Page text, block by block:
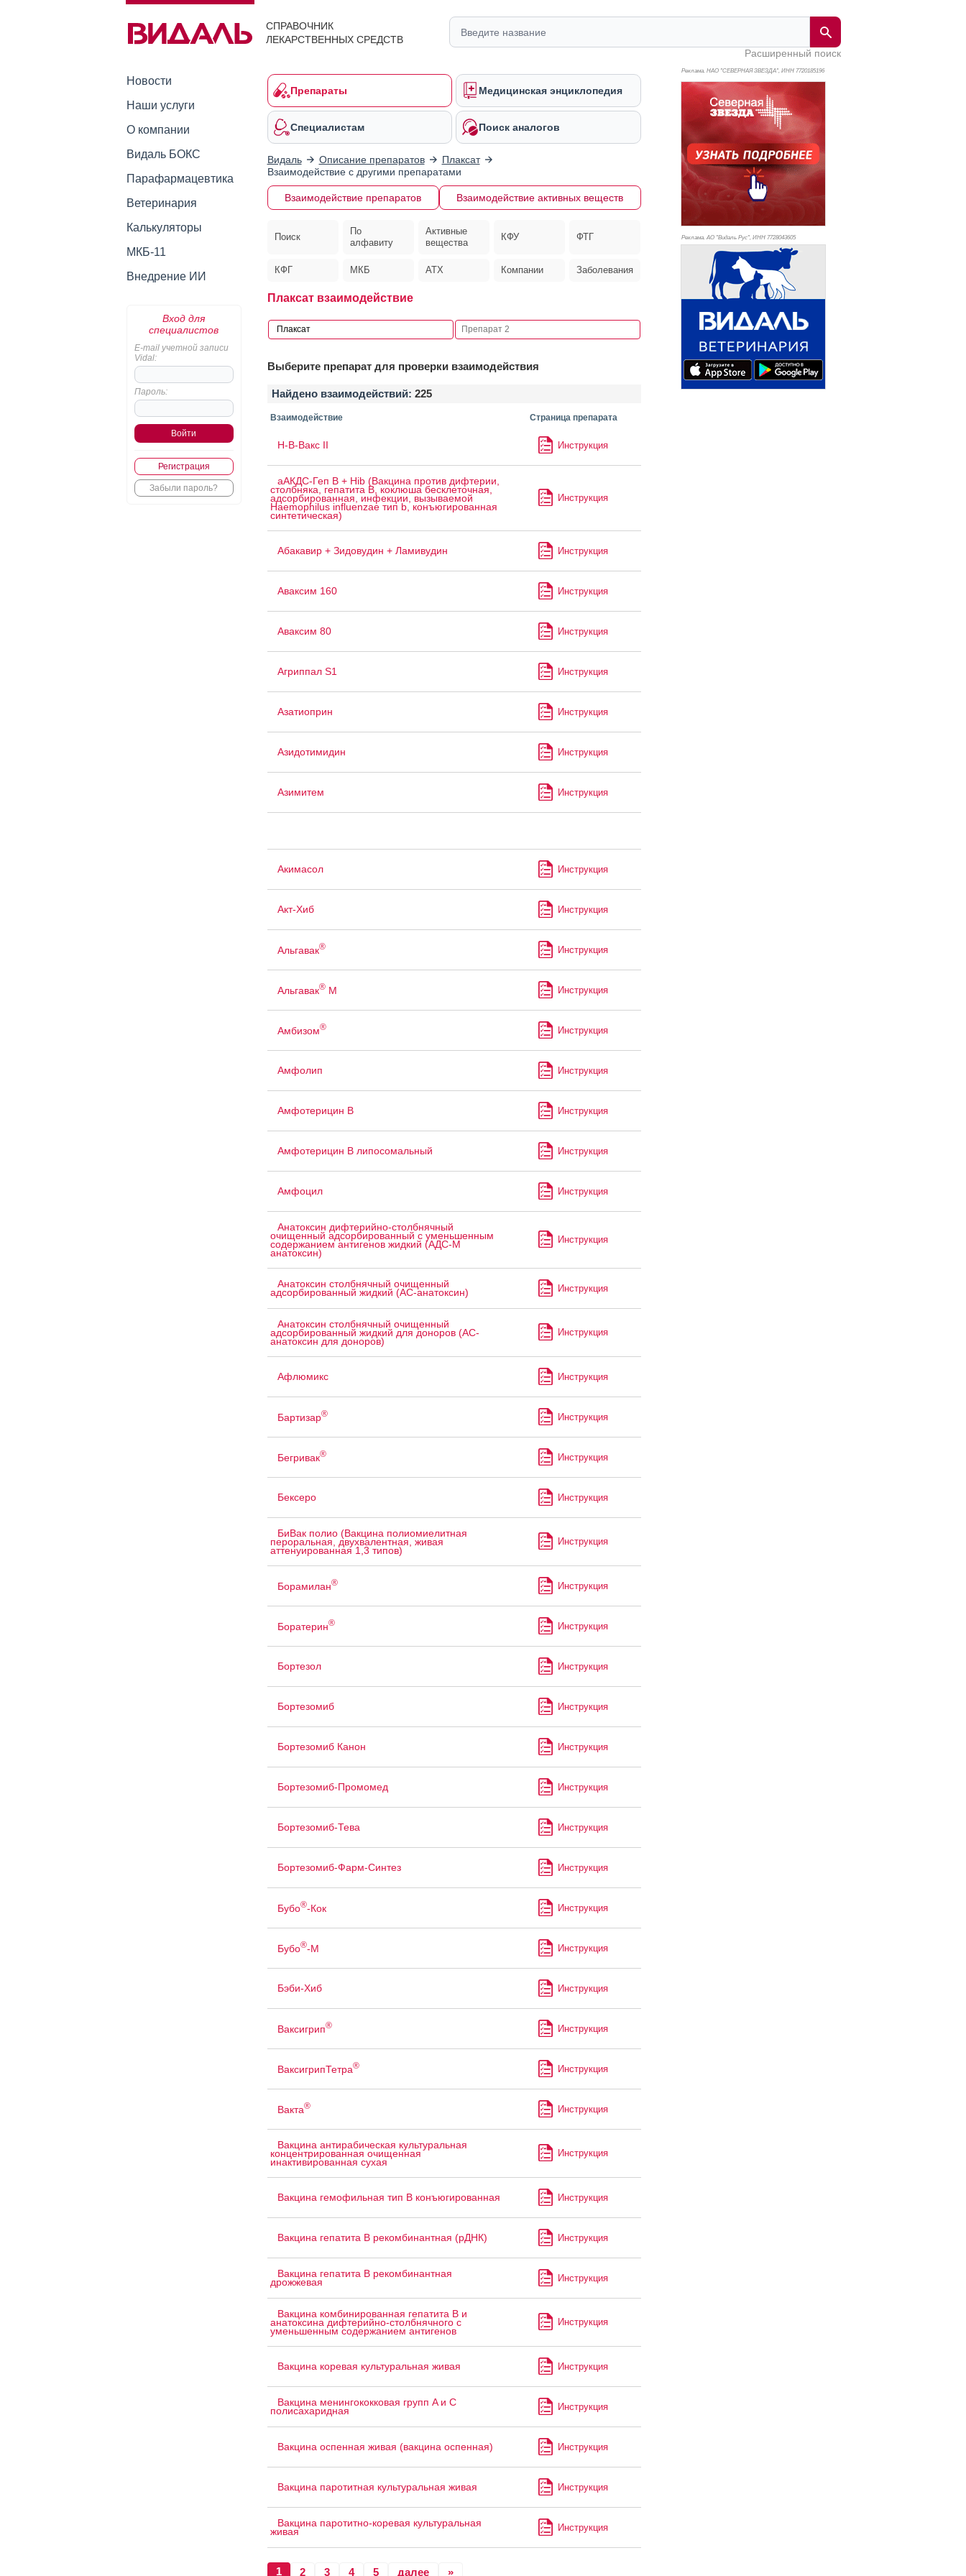
СПРАВОЧНИК
ЛЕКАРСТВЕННЫХ СРЕДСТВ
Расширенный поиск
Новости
Наши услуги
О компании
Видаль БОКС
Парафармацевтика
Ветеринария
Калькуляторы
МКБ-11
Внедрение ИИ
Вход для
специалистов
E-mail учетной записи
Vidal:
Пароль:
Регистрация
Забыли пароль?
Препараты Медицинская энциклопедия
Специалистам Поиск аналогов
Видаль Описание препаратов
Плаксат
Взаимодействие с другими препаратами
Взаимодействие препаратов Взаимодействие активных веществ
Поиск
По
алфавиту
Активные
вещества
КФУ ФТГ
КФГ МКБ АТХ Компании Заболевания
Плаксат взаимодействие
Выберите препарат для проверки взаимодействия
Найдено взаимодействий: 225
Взаимодействие Страница препарата
H-B-Вакс II Инструкция
аАКДС-Геп B + Hib (Вакцина против дифтерии,
столбняка, гепатита B, коклюша бесклеточная,
адсорбированная, инфекции, вызываемой
Haemophilus influenzae тип b, конъюгированная
синтетическая)
Инструкция
Абакавир + Зидовудин + Ламивудин Инструкция
Аваксим 160 Инструкция
Аваксим 80 Инструкция
Агриппал S1 Инструкция
Азатиоприн Инструкция
Азидотимидин Инструкция
Азимитем Инструкция
Акимасол Инструкция
Акт-Хиб Инструкция
Альгавак® Инструкция
Альгавак®М Инструкция
Амбизом® Инструкция
Амфолип Инструкция
Амфотерицин В Инструкция
Амфотерицин В липосомальный Инструкция
Амфоцил Инструкция
Анатоксин дифтерийно-столбнячный
очищенный адсорбированный с уменьшенным
содержанием антигенов жидкий (АДС-М
анатоксин)
Инструкция
Анатоксин столбнячный очищенный
адсорбированный жидкий (АС-анатоксин) Инструкция
Анатоксин столбнячный очищенный
адсорбированный жидкий для доноров (АС-
анатоксин для доноров)
Инструкция
Афлюмикс Инструкция
Бартизар® Инструкция
Бегривак® Инструкция
Бексеро Инструкция
БиВак полио (Вакцина полиомиелитная
пероральная, двухвалентная, живая
аттенуированная 1,3 типов)
Инструкция
Борамилан® Инструкция
Боратерин® Инструкция
Бортезол Инструкция
Бортезомиб Инструкция
Бортезомиб Канон Инструкция
Бортезомиб-Промомед Инструкция
Бортезомиб-Тева Инструкция
Бортезомиб-Фарм-Синтез Инструкция
Бубо®-Кок Инструкция
Бубо®-М Инструкция
Бэби-Хиб Инструкция
Ваксигрип® Инструкция
ВаксигрипТетра® Инструкция
Вакта® Инструкция
Вакцина антирабическая культуральная
концентрированная очищенная
инактивированная сухая
Инструкция
Вакцина гемофильная тип B конъюгированная Инструкция
Вакцина гепатита В рекомбинантная (рДНК) Инструкция
Вакцина гепатита В рекомбинантная
дрожжевая Инструкция
Вакцина комбинированная гепатита В и
анатоксина дифтерийно-столбнячного с
уменьшенным содержанием антигенов
Инструкция
Вакцина коревая культуральная живая Инструкция
Вакцина менингококковая групп A и C
полисахаридная Инструкция
Вакцина оспенная живая (вакцина оспенная) Инструкция
Вакцина паротитная культуральная живая Инструкция
Вакцина паротитно-коревая культуральная
живая Инструкция
1 2 3 4 5 далее »
Реклама. НАО "СЕВЕРНАЯ ЗВЕЗДА", ИНН 7720185196
Реклама. АО "Видаль Рус", ИНН 7728043605